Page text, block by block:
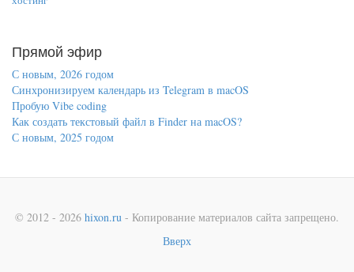
Прямой эфир
С новым, 2026 годом
Синхронизируем календарь из Telegram в macOS
Пробую Vibe coding
Как создать текстовый файл в Finder на macOS?
С новым, 2025 годом
© 2012 - 2026 hixon.ru - Копирование материалов сайта запрещено.
Вверх